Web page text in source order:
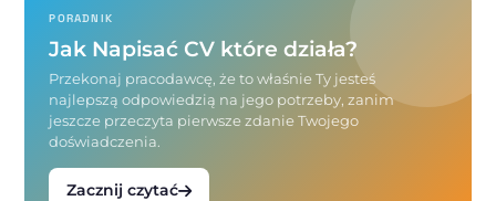
PORADNIK
Jak Napisać CV które działa?
Przekonaj pracodawcę, że to właśnie Ty jesteś
najlepszą odpowiedzią na jego potrzeby, zanim
jeszcze przeczyta pierwsze zdanie Twojego
doświadczenia.
Zacznij czytać